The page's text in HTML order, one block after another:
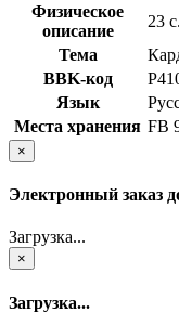
Физическое
описание
23 с.
Тема
BBK-код
Язык
Места хранения FB
×
Электронный заказ
Загрузка...
×
Загрузка...